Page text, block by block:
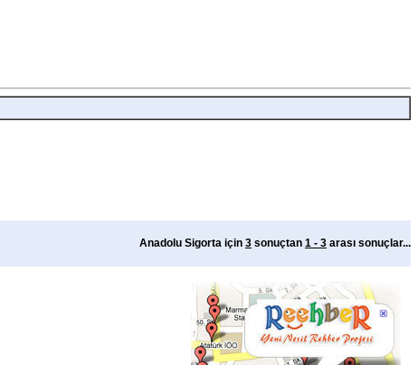
Anadolu Sigorta için 3 sonuçtan 1 - 3 arası sonuçlar...